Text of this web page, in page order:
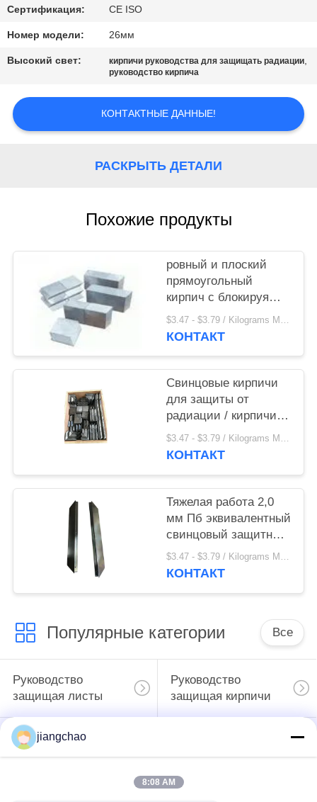
СЛУЧАИ
КАРТА
PRIVACY
Сертификация: CE ISO
Номер модели: 26мм
Высокий свет: кирпичи руководства для защищать радиации,
руководство кирпича
КОНТАКТНЫЕ ДАННЫЕ!
РАСКРЫТЬ ДЕТАЛИ
Похожие продукты
ровный и плоский
прямоугольный
кирпич с блокируя
бросанием функции
от чистого сплава
x комнате Рэй
$3.47 - $3.79 / Kilograms MOQ:500 килограмм/килограмм
КОНТАКТ
Свинцовые кирпичи
для защиты от
радиации / кирпичи
для защиты от
рентгеновских лучей
$3.47 - $3.79 / Kilograms MOQ:500 килограмм/килограмм
КОНТАКТ
Тяжелая работа 2,0
мм Пб эквивалентный
свинцовый защитный
кирпич Радиационная
защита до
$3.47 - $3.79 / Kilograms MOQ:500 килограмм/килограмм
КОНТАКТ
Популярные категории Все
Руководство
защищая листы
Руководство
защищая кирпичи
С защищать
радиационной
jiangchao
8:08 AM